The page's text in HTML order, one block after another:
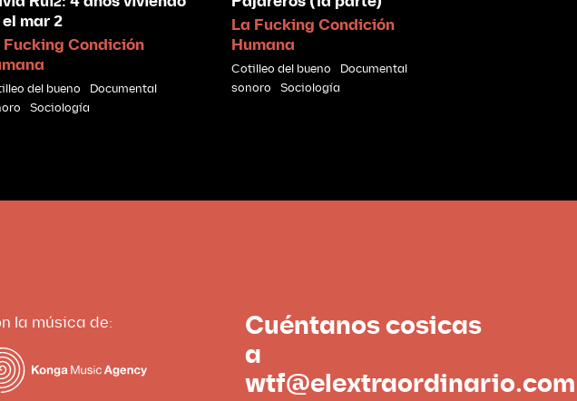
el mar 2
Fucking Condición
del bueno
Documental
Sociología
La Fucking Condición
Humana
Cotilleo del bueno
Documental
sonoro
Sociología
la música de:
Cuéntanos cosicas
a
wtf@elextraordinario.com